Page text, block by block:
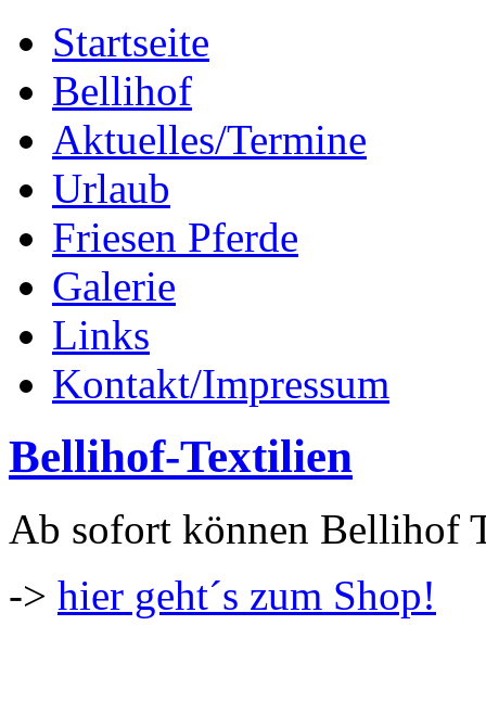
Startseite
Bellihof
Aktuelles/Termine
Urlaub
Friesen Pferde
Galerie
Links
Kontakt/Impressum
Bellihof-Textilien
Ab sofort können Bellihof
-> hier geht´s zum Shop!